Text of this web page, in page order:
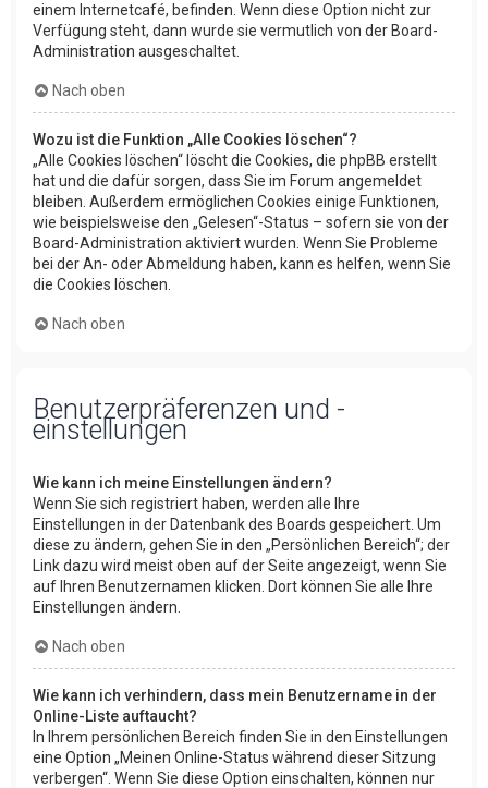
einem Internetcafé, befinden. Wenn diese Option nicht zur
Verfügung steht, dann wurde sie vermutlich von der Board-
Administration ausgeschaltet.
Nach oben
Wozu ist die Funktion „Alle Cookies löschen“?
„Alle Cookies löschen“ löscht die Cookies, die phpBB erstellt
hat und die dafür sorgen, dass Sie im Forum angemeldet
bleiben. Außerdem ermöglichen Cookies einige Funktionen,
wie beispielsweise den „Gelesen“-Status – sofern sie von der
Board-Administration aktiviert wurden. Wenn Sie Probleme
bei der An- oder Abmeldung haben, kann es helfen, wenn Sie
die Cookies löschen.
Nach oben
Benutzerpräferenzen und -
einstellungen
Wie kann ich meine Einstellungen ändern?
Wenn Sie sich registriert haben, werden alle Ihre
Einstellungen in der Datenbank des Boards gespeichert. Um
diese zu ändern, gehen Sie in den „Persönlichen Bereich“; der
Link dazu wird meist oben auf der Seite angezeigt, wenn Sie
auf Ihren Benutzernamen klicken. Dort können Sie alle Ihre
Einstellungen ändern.
Nach oben
Wie kann ich verhindern, dass mein Benutzername in der
Online-Liste auftaucht?
In Ihrem persönlichen Bereich finden Sie in den Einstellungen
eine Option „Meinen Online-Status während dieser Sitzung
verbergen“. Wenn Sie diese Option einschalten, können nur